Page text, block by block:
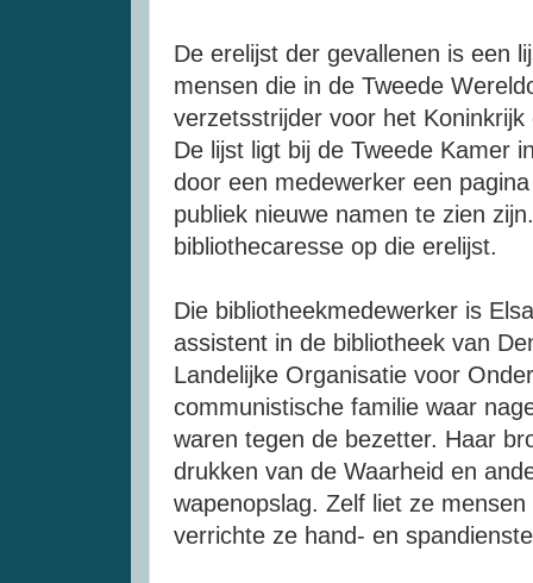
De erelijst der gevallenen is een
mensen die in de Tweede
verzetsstrijder voor het
De lijst ligt bij de Tweede Kamer
door een medewerker een
publiek nieuwe namen te zien
bibliothecaresse op die erelijst.
Die bibliotheekmedewerker is
assistent in de bibliotheek van
Landelijke Organisatie voor
communistische familie waar
waren tegen de bezetter. Haar
drukken van de Waarheid en
wapenopslag. Zelf liet ze
verrichte ze hand- en